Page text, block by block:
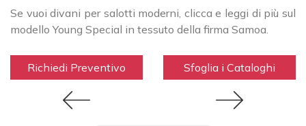
Se vuoi divani per salotti moderni, clicca e leggi di più sul
modello Young Special in tessuto della firma Samoa.
Richiedi Preventivo Sfoglia i Cataloghi